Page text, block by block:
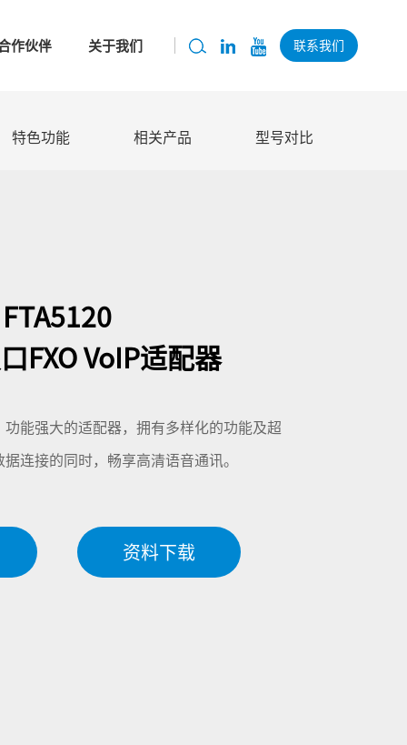
作伙伴 关于我们 联系我们
特色功能 相关产品 型号对比
FTA5120
FXO VoIP适配器
能强大的适配器，拥有多样化的功能及超
连接的同时，畅享高清语音通讯。
资料下载